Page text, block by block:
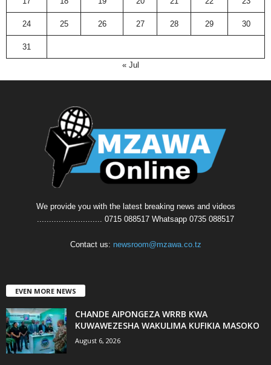
24 25 26 27 28 29 30
31
« Jul
We provide you with the latest breaking news and videos
........................... 0715 088517 Whatsapp 0735 088517
Contact us: newsroom@mzawa.co.tz
EVEN MORE NEWS
CHANDE AIPONGEZA WRRB KWA
KUWAWEZESHA WAKULIMA KUFIKIA MASOKO
August 6, 2026